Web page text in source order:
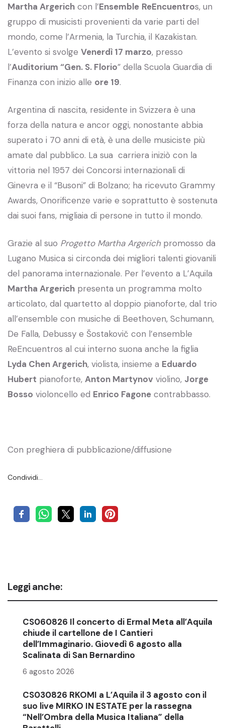
Martha Argerich con l’Ensemble ReEncuentros, un
gruppo di musicisti provenienti da varie parti del
mondo, come l’Armenia, la Turchia, il Kazakistan.
L’evento si svolge Venerdì 17 marzo, presso
l’Auditorium “Gen. S. Florio” della Scuola Guardia di
Finanza con inizio alle ore 19.
Argentina di nascita, residente in Svizzera è una
forza della natura e ancor oggi, nonostante abbia
superato i 70 anni di età, è una delle musiciste più
amate dal pubblico. La sua carriera iniziò con la
vittoria nel 1957 dei Concorsi internazionali di
Ginevra e il “Busoni” di Bolzano; ha ricevuto Grammy
Awards, Onorificenze varie e soprattutto è sostenuta
dai suoi fans, migliaia di persone in tutto il mondo.
Grazie al suo Progetto Martha Argerichpromosso da
Lugano Musica si circonda dei migliori talenti giovanili
del panorama internazionale. Per l’evento a L’Aquila
Martha Argerich presenta un programma molto
articolato, dal quartetto al doppio pianoforte, dal trio
all’ensemble con musiche di Beethoven, Schumann,
De Falla, Debussy e Šostakovič con l’ensemble
ReEncuentros al cui interno suona anche la figlia
Lyda Chen Argerich, violista, insieme a Eduardo
Hubert pianoforte, Anton Martynov violino, Jorge
Bosso violoncello ed Enrico Fagone contrabbasso.
Con preghiera di pubblicazione/diffusione
Condividi…
Leggi anche:
CS060826 Il concerto di Ermal Meta all’Aquila
chiude il cartellone de I Cantieri
dell’Immaginario. Giovedì 6 agosto alla
Scalinata di San Bernardino
6 agosto 2026
CS030826 RKOMI a L’Aquila il 3 agosto con il
suo live MIRKO IN ESTATE per la rassegna
“Nell’Ombra della Musica Italiana” della